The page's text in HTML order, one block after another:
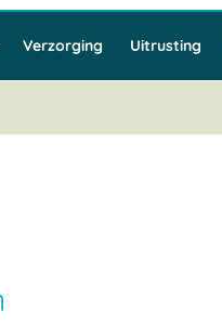
Verzorging Uitrusting